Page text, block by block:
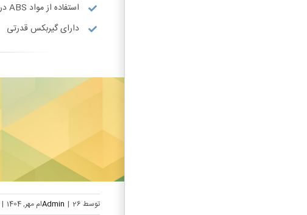
استفاده از مواد ABS درجه یک
دارای گیربکس قدرتی
توسط Admin | 26ام مهر, 1404 |